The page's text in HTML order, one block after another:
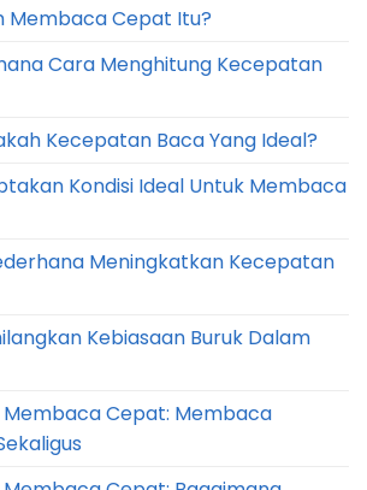
Membaca Cepat Itu?
Cara Menghitung Kecepatan
Kecepatan Baca Yang Ideal?
Kondisi Ideal Untuk Membaca
Meningkatkan Kecepatan
Kebiasaan Buruk Dalam
Membaca Cepat: Membaca